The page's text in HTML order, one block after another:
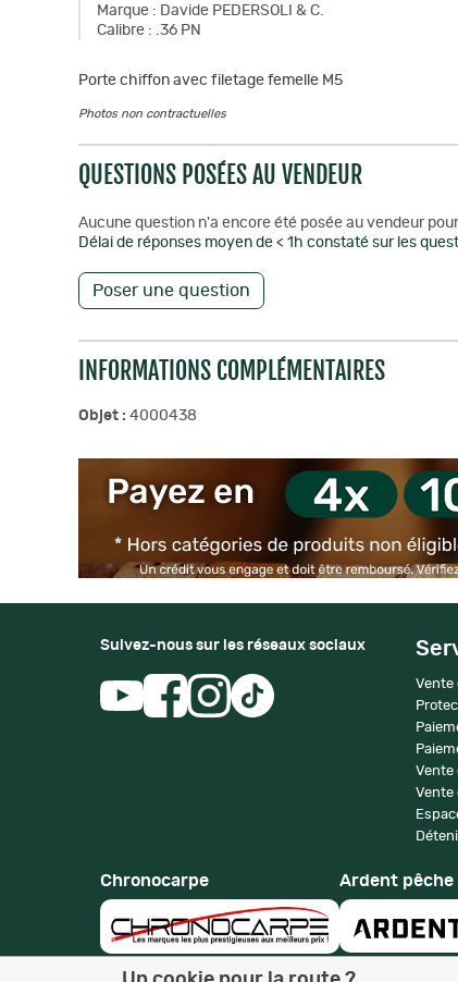
Marque : Davide PEDERSOLI & C.
Calibre : .36 PN
Porte chiffon avec filetage femelle M5
Photos non contractuelles
QUESTIONS POSÉES AU VENDEUR
Aucune question n'a encore été posée au vendeur
Délai de réponses moyen de < 1h constaté sur les
Poser une question
INFORMATIONS COMPLÉMENTAIRES
Objet : 4000438
Suivez-nous sur les réseaux sociaux
Vente
Vente
Vente
Chronocarpe Ardent pêche